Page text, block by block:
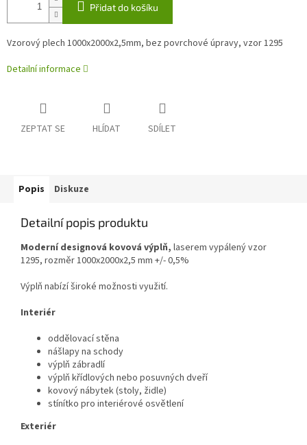
Přidat do košíku
Vzorový plech 1000x2000x2,5mm, bez povrchové úpravy, vzor 1295
Detailní informace
ZEPTAT SE HLÍDAT SDÍLET
Popis Diskuze
Detailní popis produktu
Moderní designová kovová výplň, laserem vypálený vzor
1295, rozměr 1000x2000x2,5 mm +/- 0,5%
Výplň nabízí široké možnosti využití.
Interiér
oddělovací stěna
nášlapy na schody
výplň zábradlí
výplň křídlových nebo posuvných dveří
kovový nábytek (stoly, židle)
stínítko pro interiérové osvětlení
Exteriér